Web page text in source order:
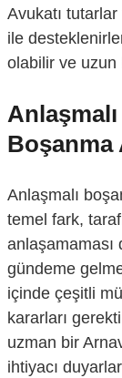
Avukatı
ile
olabilir ve uzun
Boşanma
Anlaşmalı
temel fark,
anlaşamaması
gündeme
içinde çeşitli
kararları
uzman bir
ihtiyacı